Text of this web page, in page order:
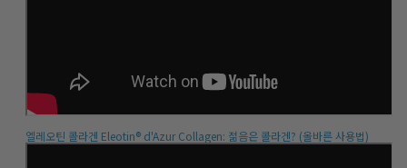
엘레오틴 콜라겐 Eleotin® d'Azur Collagen: 젊음은 콜라겐? (올바른 사용법)